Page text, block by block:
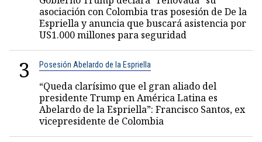
asociación con Colombia tras posesión de De la
Espriella y anuncia que buscará asistencia por
US1.000 millones para seguridad
3 Posesión Abelardo de la Espriella
“Queda clarísimo que el gran aliado del
presidente Trump en América Latina es
Abelardo de la Espriella”: Francisco Santos, ex
vicepresidente de Colombia